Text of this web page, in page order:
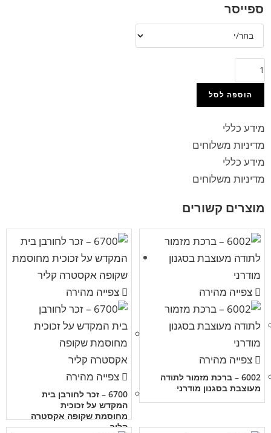
ספייסר
הוספה לסל
מידע כללי
מדיניות משלוחים
מידע כללי
מדיניות משלוחים
מוצרים קשורים
צפייה מהירה
צפייה מהירה
6002 – ברכת מזמור לתודה
מעוצבת בסגנון מודרני
צפייה מהירה
צפייה מהירה
6700 – זכר לחורבן בית
המקדש על זכוכית
מחוסמת שקופה אקסטרה
קליר